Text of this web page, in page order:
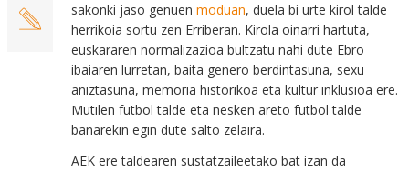
sakonki jaso genuen moduan, duela bi urte kirol talde
herrikoia sortu zen Erriberan. Kirola oinarri hartuta,
euskararen normalizazioa bultzatu nahi dute Ebro
ibaiaren lurretan, baita genero berdintasuna, sexu
aniztasuna, memoria historikoa eta kultur inklusioa ere.
Mutilen futbol talde eta nesken areto futbol talde
banarekin egin dute salto zelaira.
AEK ere taldearen sustatzaileetako bat izan da